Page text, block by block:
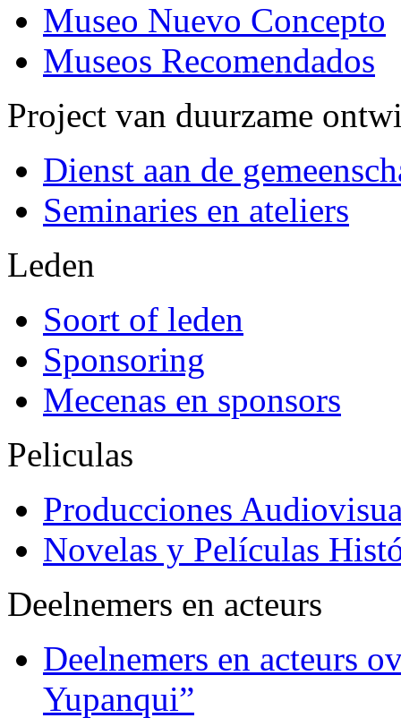
Museo Nuevo Concepto
Museos Recomendados
Project van duurzame
Dienst aan de
Seminaries en ateliers
Leden
Soort of leden
Sponsoring
Mecenas en sponsors
Peliculas
Producciones
Novelas y Películas
Deelnemers en acteurs
Deelnemers en acteurs
Yupanqui”